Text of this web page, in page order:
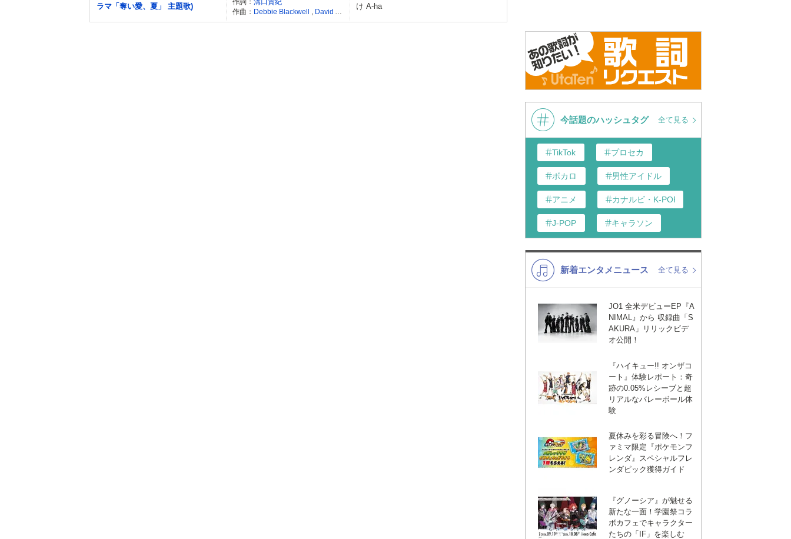
ラマ「奪い愛、夏」 主題歌)
作曲： Debbie Blackwell David Anthony Eames
け A-ha
今話題のハッシュタグ 全て見る
TikTok プロセカ
ボカロ 男性アイドル
アニメ カナルビ・K-POP和訳
J-POP キャラソン
K-POP バンド
VTuber ディズニー
新着エンタメニュース 全て見る
JO1 全米デビューEP『A
NIMAL』から 収録曲「S
AKURA」リリックビデ
オ公開！
『ハイキュー!! オンザコ
ート』体験レポート：奇
跡の0.05%レシーブと超
リアルなバレーボール体
験
夏休みを彩る冒険へ！フ
ァミマ限定『ポケモンフ
レンダ』スペシャルフレ
ンダピック獲得ガイド
『グノーシア』が魅せる
新たな一面！学園祭コラ
ボカフェでキャラクター
たちの「IF」を楽しむ